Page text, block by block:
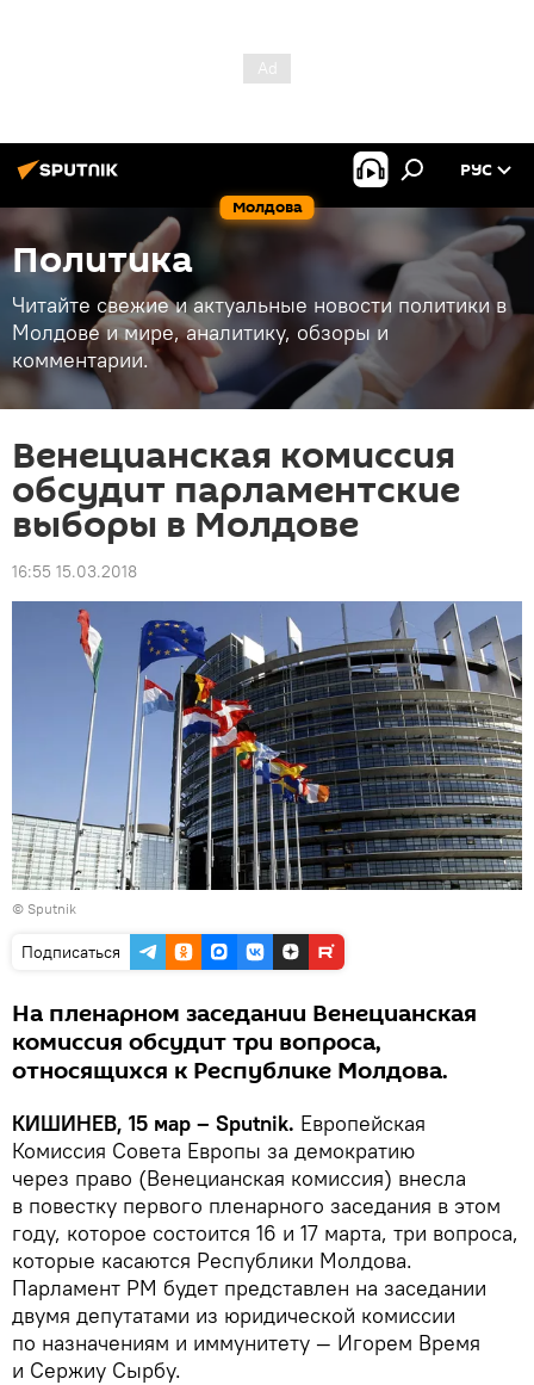
Молдова
РУС
Политика
Читайте свежие и актуальные новости политики в
Молдове и мире, аналитику, обзоры и
комментарии.
Венецианская комиссия
обсудит парламентские
выборы в Молдове
16:55 15.03.2018
© Sputnik
Подписаться
На пленарном заседании Венецианская
комиссия обсудит три вопроса,
относящихся к Республике Молдова.
КИШИНЕВ, 15 мар – Sputnik. Европейская
Комиссия Совета Европы за демократию
через право (Венецианская комиссия) внесла
в повестку первого пленарного заседания в этом
году, которое состоится 16 и 17 марта, три вопроса,
которые касаются Республики Молдова.
Парламент РМ будет представлен на заседании
двумя депутатами из юридической комиссии
по назначениям и иммунитету — Игорем Время
и Сержиу Сырбу.